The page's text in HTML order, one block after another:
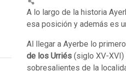
A lo largo de la historia
esa posición y además es
Al llegar a Ayerbe lo
de los Urriés (siglo XV-
sobresalientes de la